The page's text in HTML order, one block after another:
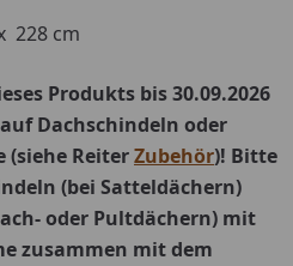
228 cm
Produkts bis 30.09.2026
Dachschindeln oder
(siehe ReiterZubehör)! Bitte
(bei Satteldächern)
oder Pultdächern) mit
zusammen mit dem